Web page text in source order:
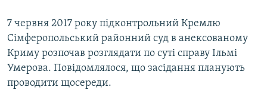
7 червня 2017 року підконтрольний Кремлю
Сімферопольський районний суд в анексованому
Криму розпочав розглядати по суті справу Ільмі
Умерова. Повідомлялося, що засідання планують
проводити щосереди.